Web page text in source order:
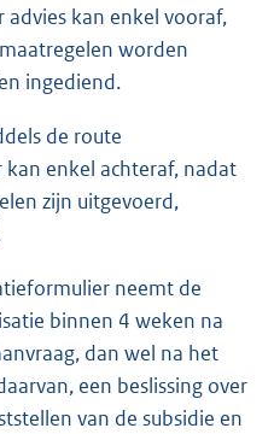
kan enkel vooraf,
worden
ingediend.
de route
enkel achteraf, nadat
zijn uitgevoerd,
neemt de
binnen 4 weken na
dan wel na het
een beslissing over
van de subsidie en